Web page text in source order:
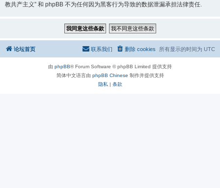
教共产主义” 和 phpBB 不为任何因为黑客行为导致的数据泄漏承担法律责任.
论坛首页 所有显示的时间为 UTC
删除 cookies
联系我们
由 phpBB® Forum Software © phpBB Limited 提供支持
简体中文语言由 phpBB Chinese 制作并提供支持
隐私 | 条款